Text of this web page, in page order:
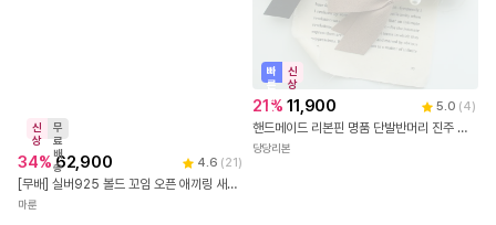
신
상
무
료
배
송
34% 62,900 4.6 (21 )
[무배] 실버925 볼드 꼬임 오픈 애끼링 새끼 손가락 반지
마룬
빠
른
출
발
신
상
21% 11,900 5.0 (4)
핸드메이드 리본핀 명품 단발반머리 진주 큐빅 예쁜 블랙 베이지 반묶음 헤어핀
당당리본